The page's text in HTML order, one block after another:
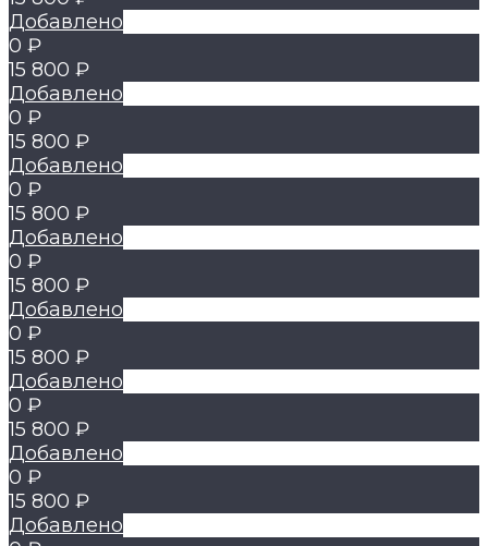
Добавлено
0 ₽
15 800 ₽
Добавлено
0 ₽
15 800 ₽
Добавлено
0 ₽
15 800 ₽
Добавлено
0 ₽
15 800 ₽
Добавлено
0 ₽
15 800 ₽
Добавлено
0 ₽
15 800 ₽
Добавлено
0 ₽
15 800 ₽
Добавлено